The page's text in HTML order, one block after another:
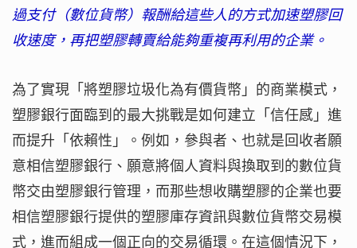
過支付（數位貨幣）報酬給這些人的方式加速塑膠回
收速度，再把塑膠轉賣給能夠重複再利用的企業。
為了實現「將塑膠垃圾化為有價貨幣」的商業模式，
塑膠銀行面臨到的最大挑戰是如何建立「信任感」進
而提升「依賴性」。例如，參與者、也就是回收者願
意相信塑膠銀行、願意將個人資料與換取到的數位貨
幣交由塑膠銀行管理，而那些想收購塑膠的企業也要
相信塑膠銀行提供的塑膠庫存資訊與數位貨幣交易模
式，進而組成一個正向的交易循環。在這個情況下，